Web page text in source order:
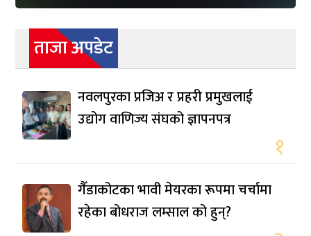
ताजा अपडेट
नवलपुरका प्रजिअ र प्रहरी प्रमुखलाई
उद्योग वाणिज्य संघको ज्ञापनपत्र
१
गैँडाकोटका भावी मेयरका रूपमा चर्चामा
रहेका बोधराज लम्साल को हुन्?